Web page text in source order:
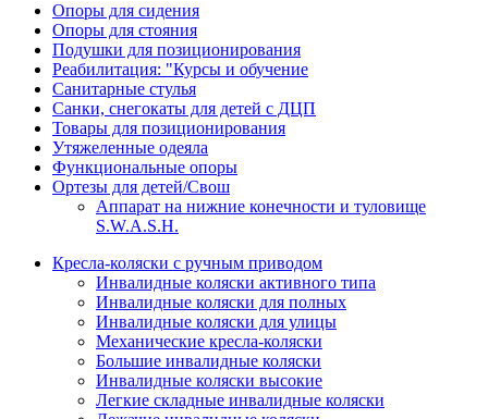
Опоры для сидения
Опоры для стояния
Подушки для позиционирования
Реабилитация: "Курсы и обучение
Санитарные стулья
Санки, снегокаты для детей с ДЦП
Товары для позиционирования
Утяжеленные одеяла
Функциональные опоры
Ортезы для детей/Свош
Аппарат на нижние конечности и туловище
S.W.A.S.H.
Кресла-коляски с ручным приводом
Инвалидные коляски активного типа
Инвалидные коляски для полных
Инвалидные коляски для улицы
Механические кресла-коляски
Большие инвалидные коляски
Инвалидные коляски высокие
Легкие складные инвалидные коляски